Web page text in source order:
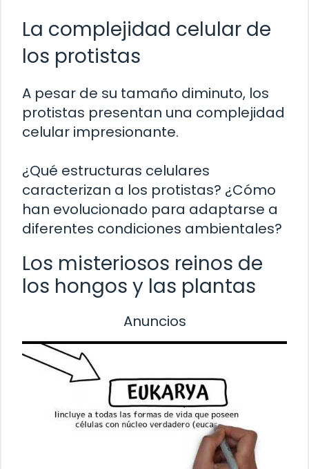
La complejidad celular de
los protistas
A pesar de su tamaño diminuto, los
protistas presentan una complejidad
celular impresionante.
¿Qué estructuras celulares
caracterizan a los protistas? ¿Cómo
han evolucionado para adaptarse a
diferentes condiciones ambientales?
Los misteriosos reinos de
los hongos y las plantas
Anuncios